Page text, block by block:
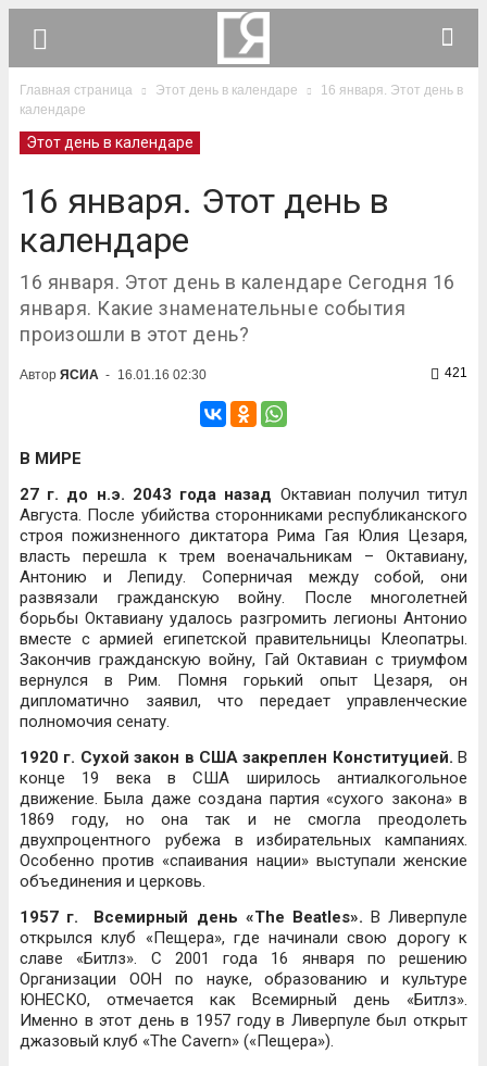
Главная страница Этот день в календаре
16 января. Этот день в
календаре
Этот день в календаре
16 января. Этот день в
календаре
16 января. Этот день в календаре Сегодня 16
января. Какие знаменательные события
произошли в этот день?
Автор ЯСИА - 16.01.16 02:30 421
В МИРЕ
27 г. до н.э. 2043 года назад Октавиан получил титул
Августа. После убийства сторонниками республиканского
строя пожизненного диктатора Рима Гая Юлия Цезаря,
власть перешла к трем военачальникам – Октавиану,
Антонию и Лепиду. Соперничая между собой, они
развязали гражданскую войну. После многолетней
борьбы Октавиану удалось разгромить легионы Антонио
вместе с армией египетской правительницы Клеопатры.
Закончив гражданскую войну, Гай Октавиан с триумфом
вернулся в Рим. Помня горький опыт Цезаря, он
дипломатично заявил, что передает управленческие
полномочия сенату.
1920 г. Сухой закон в США закреплен Конституцией. В
конце 19 века в США ширилось антиалкогольное
движение. Была даже создана партия «сухого закона» в
1869 году, но она так и не смогла преодолеть
двухпроцентного рубежа в избирательных кампаниях.
Особенно против «спаивания нации» выступали женские
объединения и церковь.
1957 г. Всемирный день «The Beatles». В Ливерпуле
открылся клуб «Пещера», где начинали свою дорогу к
славе «Битлз». С 2001 года 16 января по решению
Организации ООН по науке, образованию и культуре
ЮНЕСКО, отмечается как Всемирный день «Битлз».
Именно в этот день в 1957 году в Ливерпуле был открыт
джазовый клуб «The Cavern» («Пещера»).